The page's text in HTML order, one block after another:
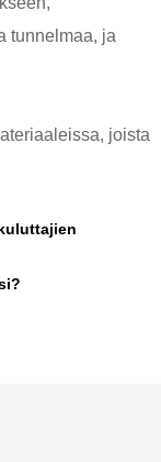
tunnelmaa, ja
joista